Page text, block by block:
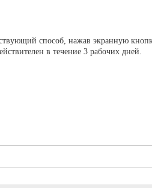
способ, нажав экранную
в течение 3 рабочих дней.